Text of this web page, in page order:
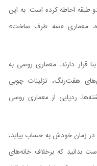
طبقه احاطه کرده است. به این
معماری «سه طرف ساخت»
قرار دارند، معماری روسی به
هفت‌رنگ، تزئینات چوبی
ردپایی از معماری روسی
در زمان خودش به حساب بیاید،
بدانید که برخلاف خانه‌های